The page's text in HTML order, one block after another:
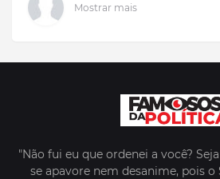
Mostrar mais
"Não fui eu que ordenei a você?
se apavore nem desanime, pois o